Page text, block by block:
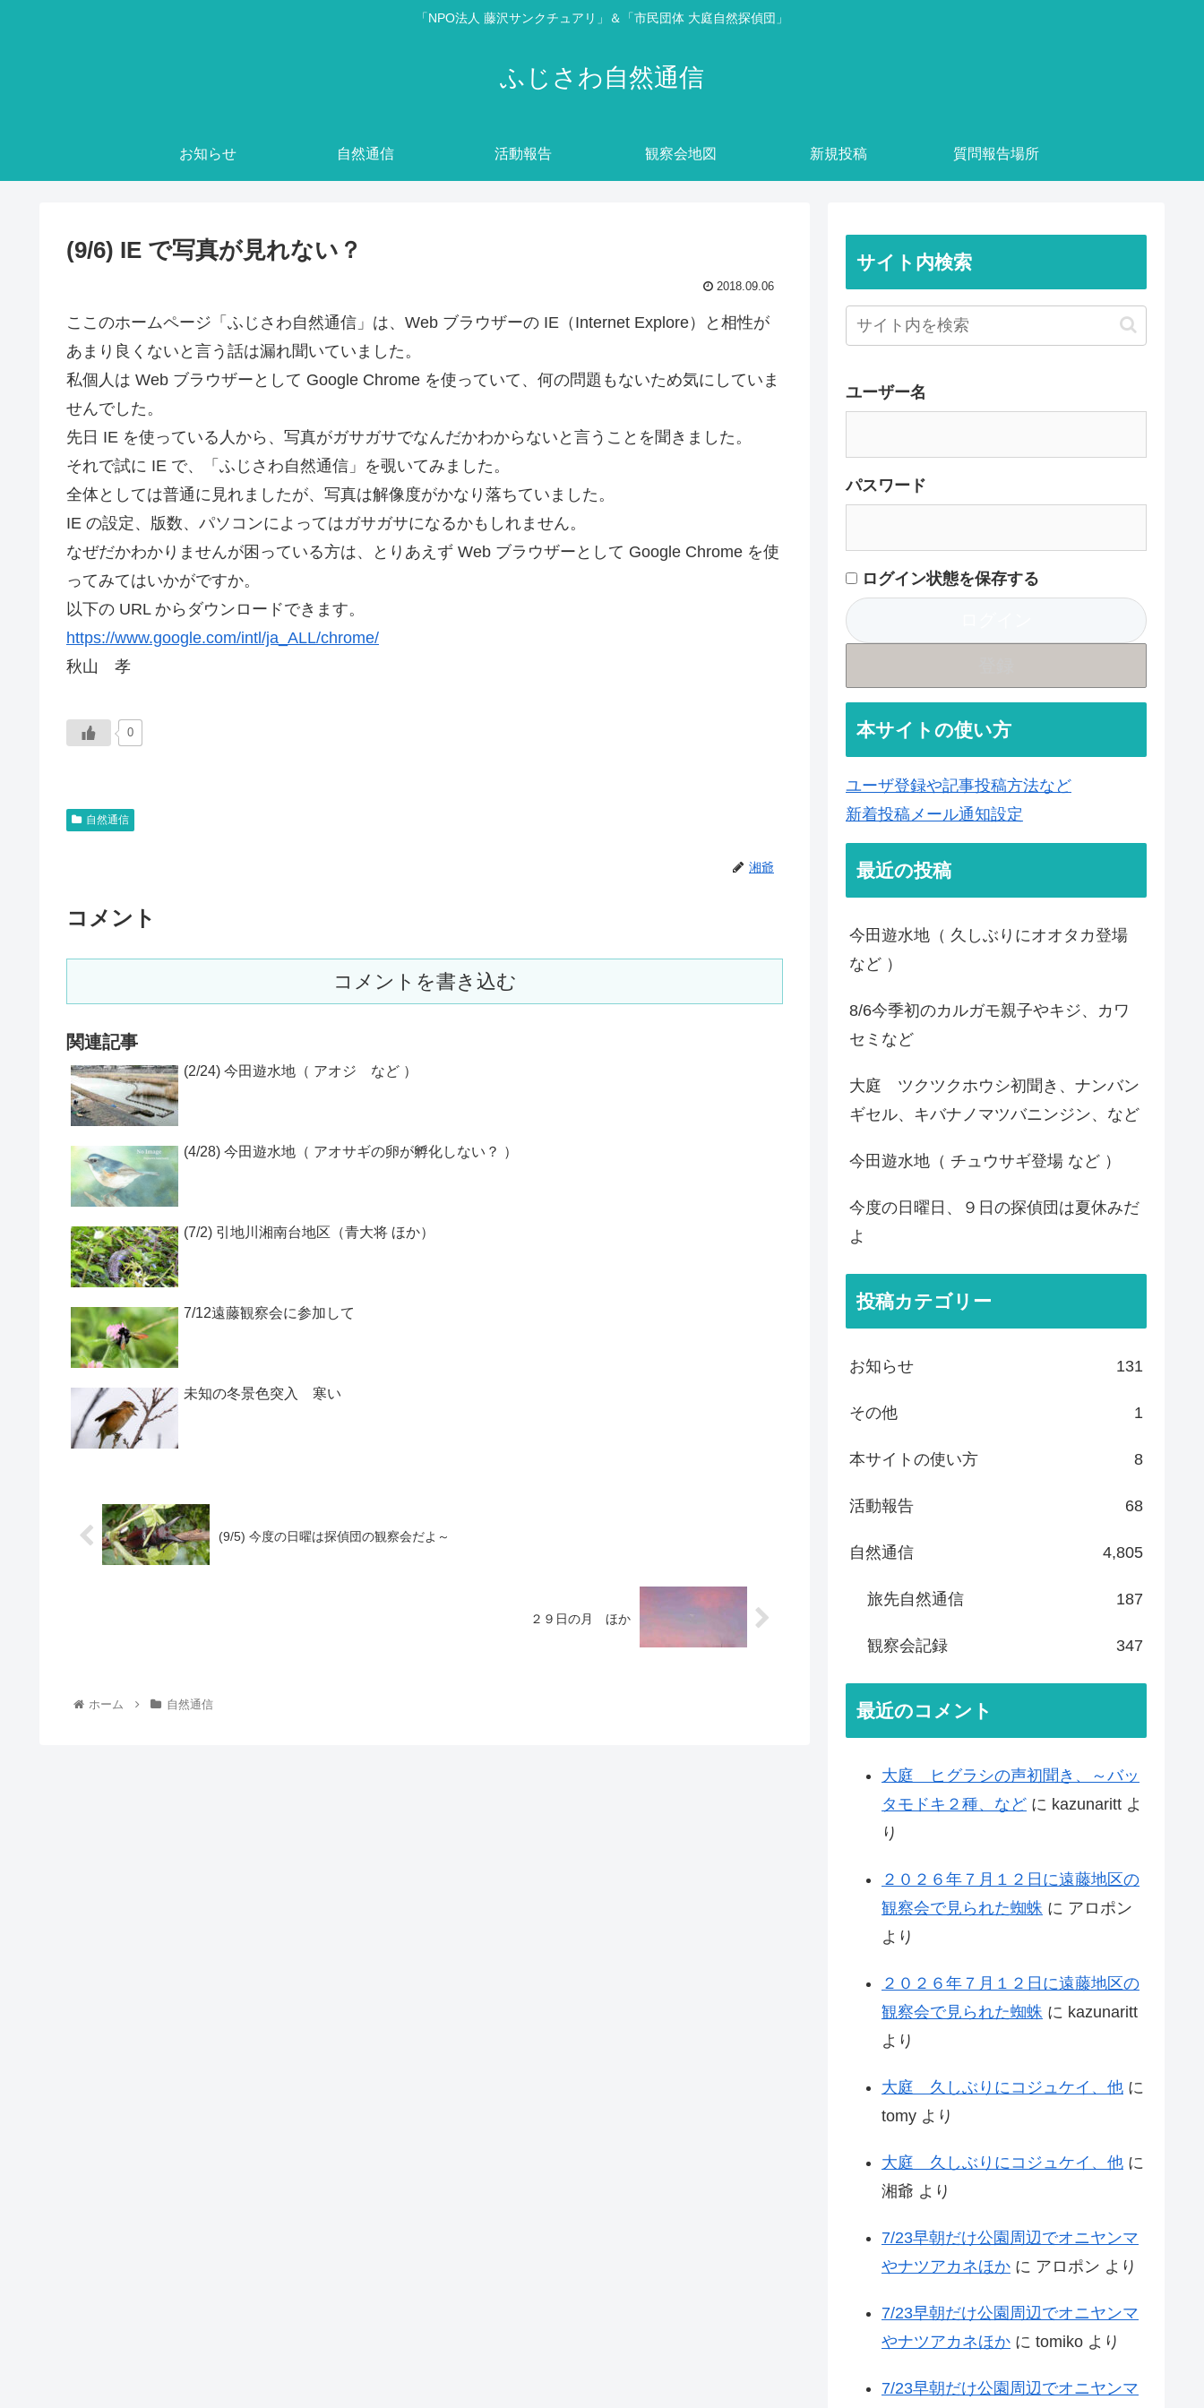
「NPO法人 藤沢サンクチュアリ」＆「市民団体 大庭自然探偵団」
ふじさわ自然通信
お知らせ 自然通信 活動報告 観察会地図 新規投稿 質問報告場所
(9/6) IE で写真が見れない？
2018.09.06
ここのホームページ「ふじさわ自然通信」は、Web ブラウザーの IE（Internet Explore）と相性が
あまり良くないと言う話は漏れ聞いていました。
私個人は Web ブラウザーとして Google Chrome を使っていて、何の問題もないため気にしていま
せんでした。
先日 IE を使っている人から、写真がガサガサでなんだかわからないと言うことを聞きました。
それで試に IE で、「ふじさわ自然通信」を覗いてみました。
全体としては普通に見れましたが、写真は解像度がかなり落ちていました。
IE の設定、版数、パソコンによってはガサガサになるかもしれません。
なぜだかわかりませんが困っている方は、とりあえず Web ブラウザーとして Google Chrome を使
ってみてはいかがですか。
以下の URL からダウンロードできます。
https://www.google.com/intl/ja_ALL/chrome/
秋山 孝
0
自然通信
湘爺
コメント
コメントを書き込む
関連記事
(2/24) 今田遊水地（ アオジ など ）
(4/28) 今田遊水地（ アオサギの卵が孵化しない？ ）
(7/2) 引地川湘南台地区（青大将 ほか）
7/12遠藤観察会に参加して
未知の冬景色突入 寒い
(9/5) 今度の日曜は探偵団の観察会だよ～
２９日の月 ほか
ホーム 自然通信
サイト内検索
ユーザー名
パスワード
ログイン状態を保存する
本サイトの使い方
ユーザ登録や記事投稿方法など
新着投稿メール通知設定
最近の投稿
今田遊水地（ 久しぶりにオオタカ登場
など ）
8/6今季初のカルガモ親子やキジ、カワ
セミなど
大庭 ツクツクホウシ初聞き、ナンバン
ギセル、キバナノマツバニンジン、など
今田遊水地（ チュウサギ登場 など ）
今度の日曜日、９日の探偵団は夏休みだ
よ
投稿カテゴリー
お知らせ 131
その他 1
本サイトの使い方 8
活動報告 68
自然通信 4,805
旅先自然通信 187
観察会記録 347
最近のコメント
大庭 ヒグラシの声初聞き、～バッ
タモドキ２種、など に kazunaritt よ
り
２０２６年７月１２日に遠藤地区の
観察会で見られた蜘蛛 に アロポン
より
２０２６年７月１２日に遠藤地区の
観察会で見られた蜘蛛 に kazunaritt
より
大庭 久しぶりにコジュケイ、他 に
tomy より
大庭 久しぶりにコジュケイ、他 に
湘爺 より
7/23早朝だけ公園周辺でオニヤンマ
やナツアカネほか に アロポン より
7/23早朝だけ公園周辺でオニヤンマ
やナツアカネほか に tomiko より
7/23早朝だけ公園周辺でオニヤンマ